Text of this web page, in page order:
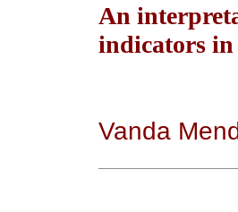
An
indicators in
Vanda